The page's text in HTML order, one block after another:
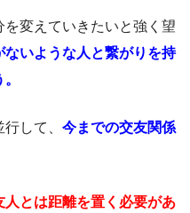
変えていきたいと強く望
ないような人と繋がりを持
して、 今までの交友関係
とは距離を置く必要があ